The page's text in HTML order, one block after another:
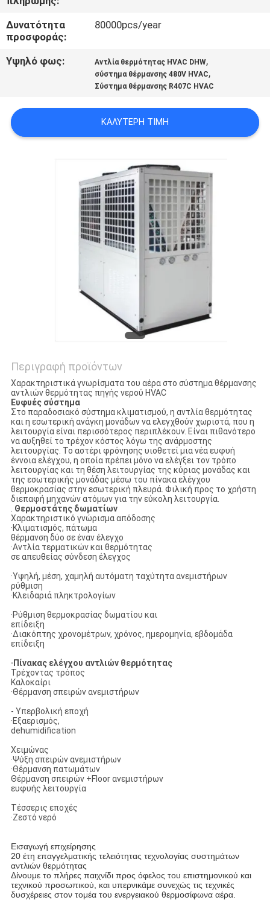
ΕΙΔΉΣΕΙΣ
ΥΠΟΘΈΣΕΙΣ
ΠΡΟΣΦΟΡΆ
SITEMAP
ΑΠΟΡΡΉΤΟΥ
Δυνατότητα
προσφοράς:
80000pcs/year
Υψηλό φως: Αντλία θερμότητας HVAC DHW,
σύστημα θέρμανσης 480V HVAC,
Σύστημα θέρμανσης R407C HVAC
ΚΑΛΎΤΕΡΗ ΤΙΜΉ
Περιγραφή προϊόντων
Χαρακτηριστικά γνωρίσματα του αέρα στο σύστημα θέρμανσης
αντλιών θερμότητας πηγής νερού HVAC
Ευφυές σύστημα
Στο παραδοσιακό σύστημα κλιματισμού, η αντλία θερμότητας
και η εσωτερική ανάγκη μονάδων να ελεγχθούν χωριστά, που η
λειτουργία είναι περισσότερος περιπλέκουν. Είναι πιθανότερο
να αυξηθεί το τρέχον κόστος λόγω της ανάρμοστης
λειτουργίας. Το αστέρι φρόνησης υιοθετεί μια νέα ευφυή
έννοια ελέγχου, η οποία πρέπει μόνο να ελέγξει τον τρόπο
λειτουργίας και τη θέση λειτουργίας της κύριας μονάδας και
της εσωτερικής μονάδας μέσω του πίνακα ελέγχου
θερμοκρασίας στην εσωτερική πλευρά. Φιλική προς το χρήστη
διεπαφή μηχανών ατόμων για την εύκολη λειτουργία.
. Θερμοστάτης δωματίων
Χαρακτηριστικό γνώρισμα απόδοσης
·Κλιματισμός, πάτωμα
θέρμανση δύο σε έναν έλεγχο
·Αντλία τερματικών και θερμότητας
σε απευθείας σύνδεση έλεγχος
·Υψηλή, μέση, χαμηλή αυτόματη ταχύτητα ανεμιστήρων
ρύθμιση
·Κλειδαριά πληκτρολογίων
·Ρύθμιση θερμοκρασίας δωματίου και
επίδειξη
·Διακόπτης χρονομέτρων, χρόνος, ημερομηνία, εβδομάδα
επίδειξη
·Πίνακας ελέγχου αντλιών θερμότητας
Τρέχοντας τρόπος
Καλοκαίρι
·Θέρμανση σπειρών ανεμιστήρων
- Υπερβολική εποχή
·Εξαερισμός,
dehumidification
Χειμώνας
·Ψύξη σπειρών ανεμιστήρων
·Θέρμανση πατωμάτων
Θέρμανση σπειρών +Floor ανεμιστήρων
ευφυής λειτουργία
Τέσσερις εποχές
·Ζεστό νερό
Εισαγωγή επιχείρησης
20 έτη επαγγελματικής τελειότητας τεχνολογίας συστημάτων
αντλιών θερμότητας
Δίνουμε το πλήρες παιχνίδι προς όφελος του επιστημονικού και
τεχνικού προσωπικού, και υπερνικάμε συνεχώς τις τεχνικές
δυσχέρειες στον τομέα του ενεργειακού θερμοσίφωνα αέρα.